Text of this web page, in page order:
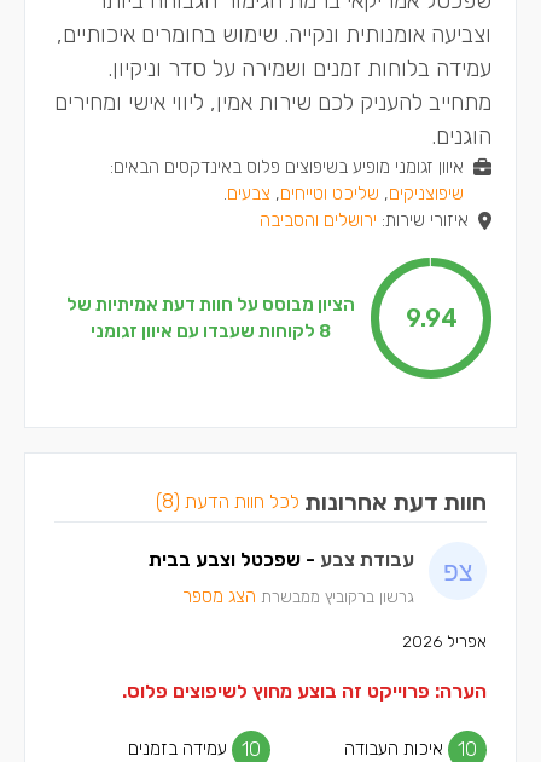
וצביעה אומנותית ונקייה. שימוש בחומרים איכותיים,
עמידה בלוחות זמנים ושמירה על סדר וניקיון.
מתחייב להעניק לכם שירות אמין, ליווי אישי ומחירים
הוגנים.
איוון זגומני מופיע בשיפוצים פלוס באינדקסים הבאים:
שיפוצניקים, שליכט וטייחים, צבעים.
איזורי שירות: ירושלים והסביבה
9.94
הציון מבוסס על חוות דעת אמיתיות של
8 לקוחות שעבדו עם איוון זגומני
חוות דעת אחרונות לכל חוות הדעת (8)
עבודת צבע - שפכטל וצבע בבית
גרשון ברקוביץ ממבשרת הצג מספר
אפריל 2026
הערה: פרוייקט זה בוצע מחוץ לשיפוצים פלוס.
איכות העבודה 10 עמידה בזמנים 10